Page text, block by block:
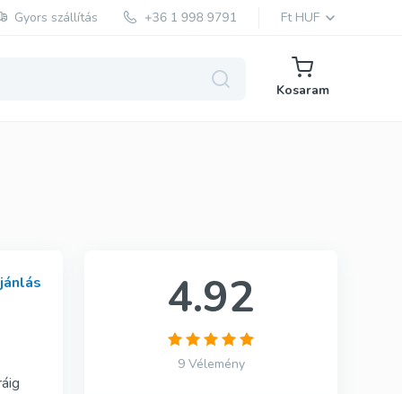
Gyors szállítás Ft HUF
Kosaram
4.92
9 Vélemény